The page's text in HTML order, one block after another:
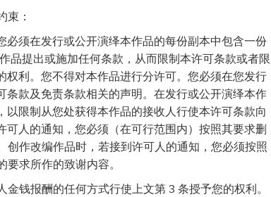
束：
须在发行或公开演绎本作品的每份副本中包含一份
品提出或施加任何条款，从而限制本许可条款或者限
利。您不得对本作品进行分许可。您必须在您发行
款及免责条款相关的声明。在发行或公开演绎本作
限制从您处获得本作品的接收人行使本许可条款向
人的通知，您必须（在可行范围内）按照其要求删
创作改编作品时，若接到许可人的通知，您必须按照
求所作的致谢内容。
钱报酬的任何方式行使上文第 3 条授予您的权利。